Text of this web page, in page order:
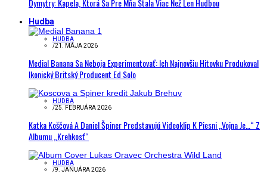
Dymytry: Kapela, Ktorá Sa Pre Mňa Stala Viac Než Len Hudbou
Hudba
HUDBA
/21. MÁJA 2026
Medial Banana Sa Neboja Experimentovať: Ich Najnovšiu Hitovku Produkoval
Ikonický Britský Producent Ed Solo
HUDBA
/25. FEBRUÁRA 2026
Katka Koščová A Daniel Špiner Predstavujú Videoklip K Piesni „Vojna Je…“ Z
Albumu „Krehkosť“
HUDBA
/9. JANUÁRA 2026